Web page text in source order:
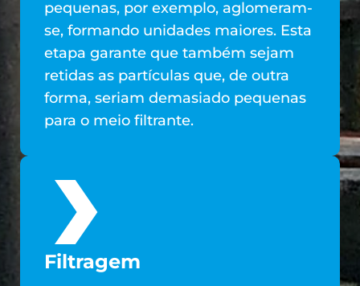
pequenas, por exemplo, aglomeram-
se, formando unidades maiores. Esta
etapa garante que também sejam
retidas as partículas que, de outra
forma, seriam demasiado pequenas
para o meio filtrante.
Filtragem